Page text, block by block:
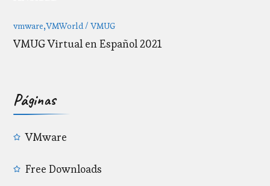
vmware VMWorld / VMUG
VMUG Virtual en Español 2021
Páginas
VMware
Free Downloads